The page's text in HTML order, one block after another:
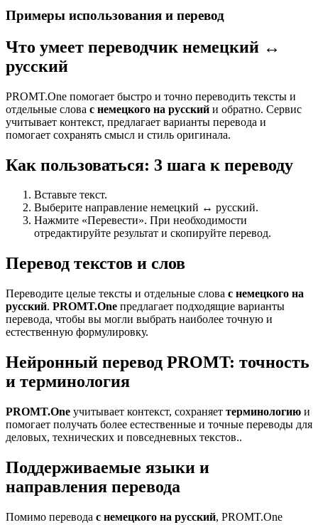
Примеры использования и перевод
Что умеет переводчик немецкий ↔
русский
PROMT.One помогает быстро и точно переводить тексты и
отдельные слова с немецкого на русский и обратно. Сервис
учитывает контекст, предлагает варианты перевода и
помогает сохранять смысл и стиль оригинала.
Как пользоваться: 3 шага к переводу
Вставьте текст.
Выберите направление немецкий ↔ русский.
Нажмите «Перевести». При необходимости
отредактируйте результат и скопируйте перевод.
Перевод текстов и слов
Переводите целые тексты и отдельные слова с немецкого на
русский. PROMT.One предлагает подходящие варианты
перевода, чтобы вы могли выбрать наиболее точную и
естественную формулировку.
Нейронный перевод PROMT: точность
и терминология
PROMT.One учитывает контекст, сохраняет терминологию и
помогает получать более естественные и точные переводы для
деловых, технических и повседневных текстов..
Поддерживаемые языки и
направления перевода
Помимо перевода с немецкого на русский, PROMT.One